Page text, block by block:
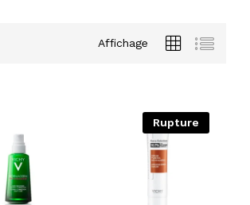
Affichage
Rupture